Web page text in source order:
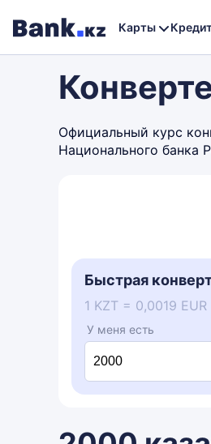
Карты
Официальный курс
Национального банка
Быстрая
1 KZT = 0,0019 EUR
У меня есть